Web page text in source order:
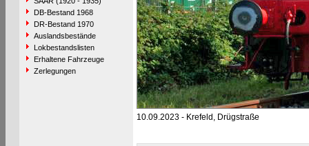
DB-Bestand 1968
DR-Bestand 1970
Auslandsbestände
Lokbestandslisten
Erhaltene Fahrzeuge
Zerlegungen
10.09.2023 - Krefeld, Drügstraße